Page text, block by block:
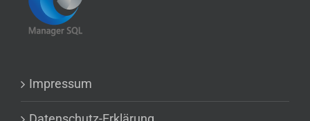
Impressum